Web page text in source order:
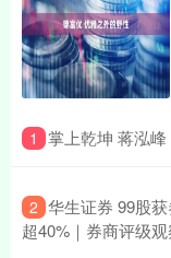
1 掌上乾坤 蒋泓
2 华生证券 99股
超40%｜券商评级观